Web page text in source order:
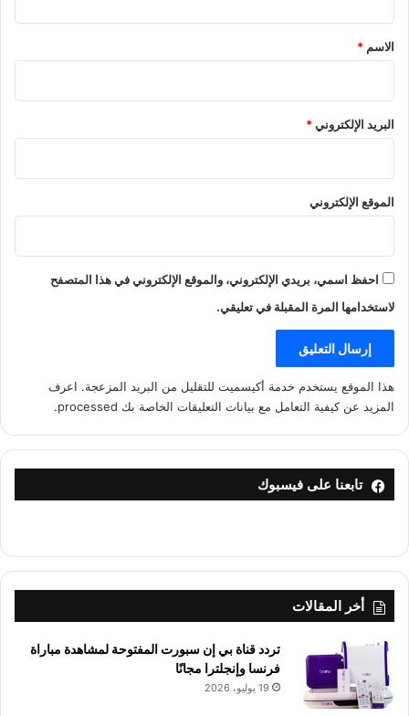
*
الاسم *
البريد الإلكتروني*
الموقع الإلكتروني
احفظ اسمي، بريدي الإلكتروني، والموقع الإلكتروني في هذا المتصفح
لاستخدامها المرة المقبلة في تعليقي.
هذا الموقع يستخدم خدمة أكيسميت للتقليل من البريد المزعجة. اعرف
المزيد عن كيفية التعامل مع بيانات التعليقات الخاصة بك processed
.
تابعنا على فيسبوك
أخر المقالات
تردد قناة بي إن سبورت المفتوحة لمشاهدة مباراة
فرنسا وإنجلترا مجانًا
19 يوليو، 2026